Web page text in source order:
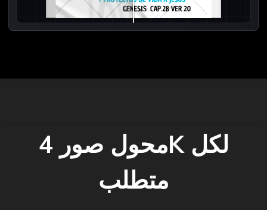
محول صور 4K لكل
متطلب